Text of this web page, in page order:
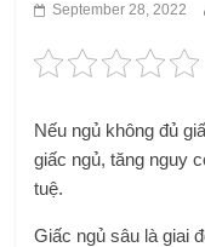
September 28, 2022
Nếu ngủ không đủ
giấc ngủ, tăng nguy
tuệ.
Giấc ngủ sâu là giai